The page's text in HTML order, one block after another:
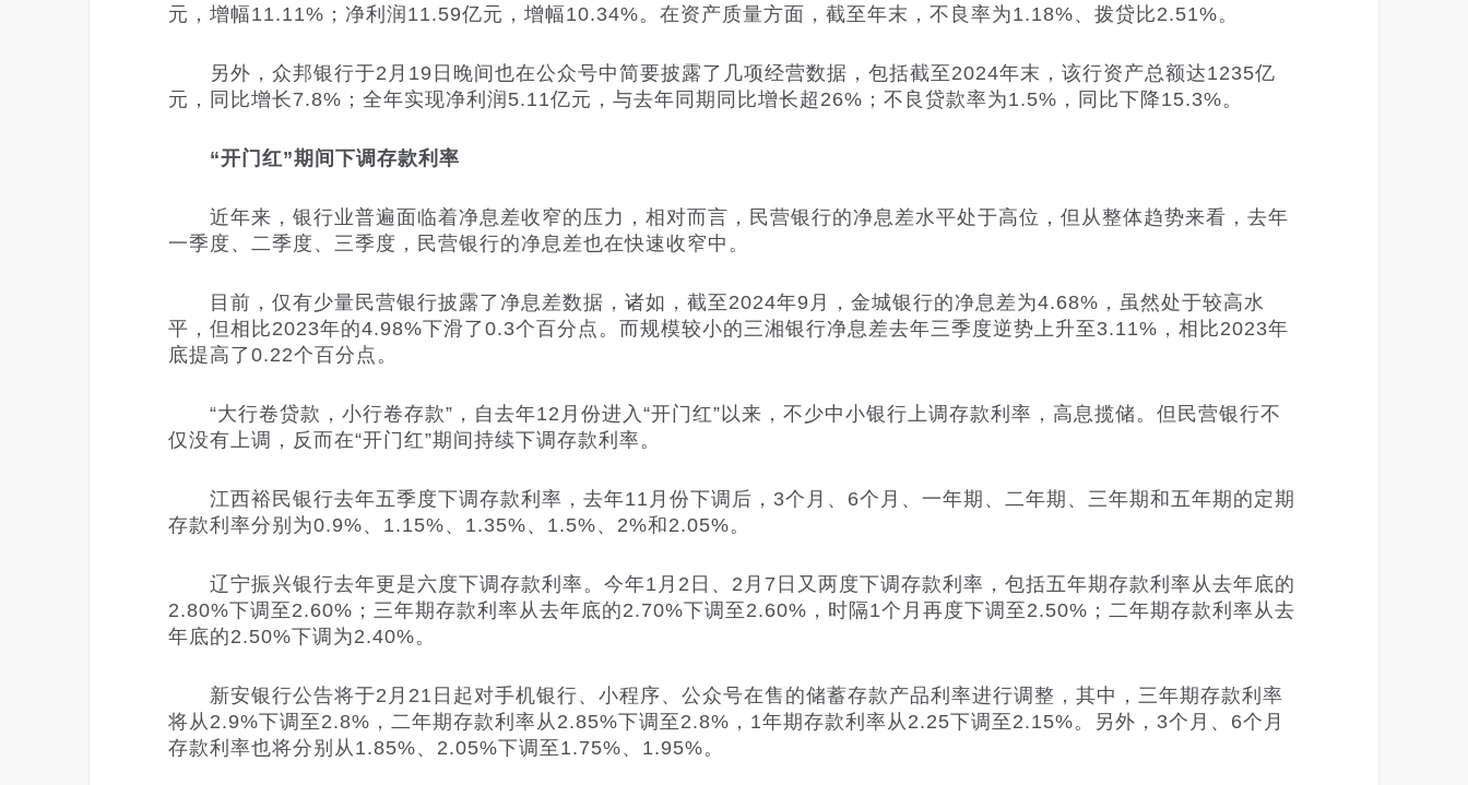
元，增幅11.11%；净利润11.59亿元，增幅10.34%。在资产质量方面，截至年末，不良率为1.18%、拨贷比2.51%。
另外，众邦银行于2月19日晚间也在公众号中简要披露了几项经营数据，包括截至2024年末，该行资产总额达1235亿
元，同比增长7.8%；全年实现净利润5.11亿元，与去年同期同比增长超26%；不良贷款率为1.5%，同比下降15.3%。
“开门红”期间下调存款利率
近年来，银行业普遍面临着净息差收窄的压力，相对而言，民营银行的净息差水平处于高位，但从整体趋势来看，去年
一季度、二季度、三季度，民营银行的净息差也在快速收窄中。
目前，仅有少量民营银行披露了净息差数据，诸如，截至2024年9月，金城银行的净息差为4.68%，虽然处于较高水
平，但相比2023年的4.98%下滑了0.3个百分点。而规模较小的三湘银行净息差去年三季度逆势上升至3.11%，相比2023年
底提高了0.22个百分点。
“大行卷贷款，小行卷存款”，自去年12月份进入“开门红”以来，不少中小银行上调存款利率，高息揽储。但民营银行不
仅没有上调，反而在“开门红”期间持续下调存款利率。
江西裕民银行去年五季度下调存款利率，去年11月份下调后，3个月、6个月、一年期、二年期、三年期和五年期的定期
存款利率分别为0.9%、1.15%、1.35%、1.5%、2%和2.05%。
辽宁振兴银行去年更是六度下调存款利率。今年1月2日、2月7日又两度下调存款利率，包括五年期存款利率从去年底的
2.80%下调至2.60%；三年期存款利率从去年底的2.70%下调至2.60%，时隔1个月再度下调至2.50%；二年期存款利率从去
年底的2.50%下调为2.40%。
新安银行公告将于2月21日起对手机银行、小程序、公众号在售的储蓄存款产品利率进行调整，其中，三年期存款利率
将从2.9%下调至2.8%，二年期存款利率从2.85%下调至2.8%，1年期存款利率从2.25下调至2.15%。另外，3个月、6个月
存款利率也将分别从1.85%、2.05%下调至1.75%、1.95%。